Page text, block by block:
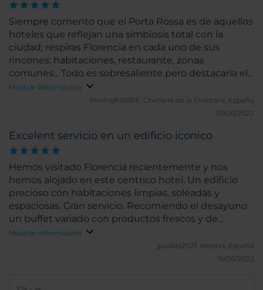
Siempre comento que el Porta Rossa es de aquellos
hoteles que reflejan una simbiosis total con la
ciudad; respiras Florencia en cada uno de sus
rincones: habitaciones, restaurante, zonas
comunes... Todo es sobresaliente pero destacaría el
trato que cada uno de sus empleados dispensa a los
clientes, que es inigualable, desde Cristina en su
diario servicio en los desayunos, de su Relaciones
grata sorpresa y alegría de conocer a un Director y
llevarme un amigo, David Fraga, magnífico
profesional y mejor persona. Hasta mi próxima
estancia echaré de menos mi Florencia y al Porta
Rossa ...
Mostrar información
Roving826955. Chiclana de la Frontera, España
30/06/2022
Excelent servicio en un edificio iconico
Hemos visitado Florencia recientemente y nos
hemos alojado en este centrico hotel. Un edificio
precioso con habitaciones limpias, soleadas y
espaciosas. Gran servicio. Recomiendo el desayuno:
un buffet variado con productos frescos y de
calidad.
Mostrar información
jpadilla2021. Madrid, España
15/06/2022